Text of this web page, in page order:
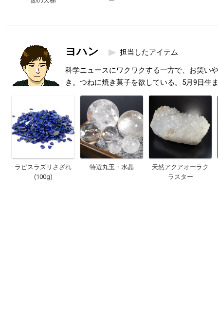
ヨハン 担当したアイテム
科学ニュースにワクワクする一方で、お笑い
き。つねに焼き菓子を欲している。5月9日生
ラピスラズリさざれ
(100g)
特選丸玉・水晶
天然アクアオーラク
ラスター